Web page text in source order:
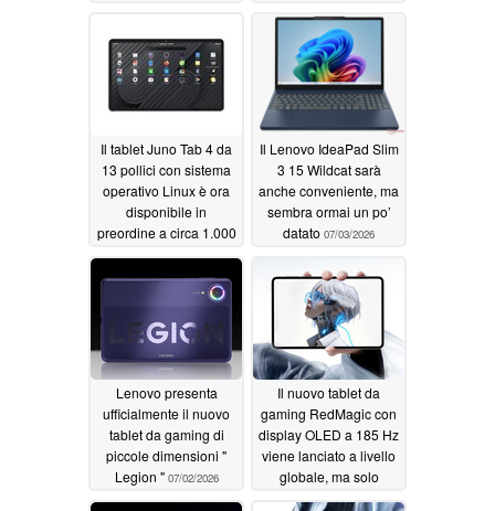
lenta07/06/2026
Il tablet Juno Tab 4 da
13 pollici con sistema
operativo Linux è ora
disponibile in
preordine a circa 1.000
07/04/2026
Il Lenovo IdeaPad Slim
3 15 Wildcat sarà
anche conveniente, ma
sembra ormai un po’
datato 07/03/2026
Lenovo presenta
ufficialmente il nuovo
tablet da gaming di
piccole dimensioni "
Legion " 07/02/2026
Il nuovo tablet da
gaming RedMagic con
display OLED a 185 Hz
viene lanciato a livello
globale, ma solo